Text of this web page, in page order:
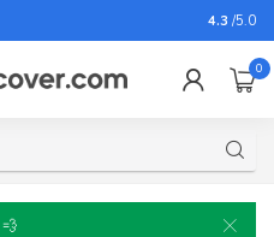
Voor
4.3 /5.0
0